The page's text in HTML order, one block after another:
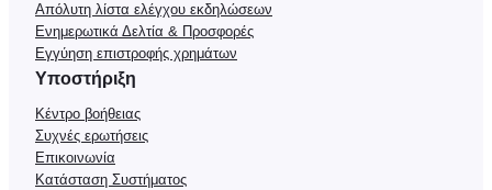
Απόλυτη λίστα ελέγχου εκδηλώσεων
Ενημερωτικά Δελτία & Προσφορές
Εγγύηση επιστροφής χρημάτων
Υποστήριξη
Κέντρο βοήθειας
Συχνές ερωτήσεις
Επικοινωνία
Κατάσταση Συστήματος